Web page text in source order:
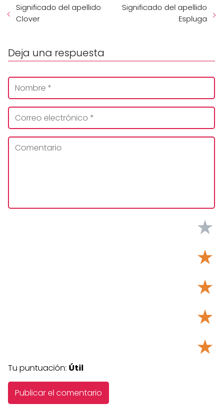
Significado del apellido
Clover
Significado del apellido
Espluga
Deja una respuesta
★
★
★
★
★
Tu puntuación: Útil